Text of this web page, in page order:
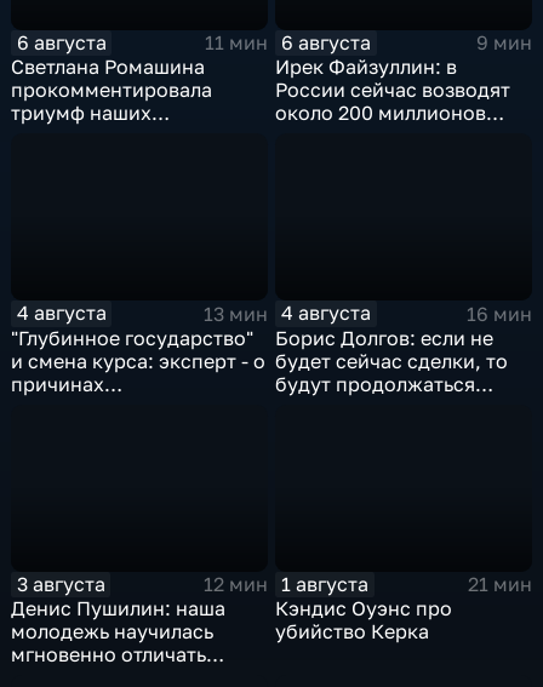
6 августа
11 мин
Светлана Ромашина
прокомментировала
триумф наших
6 августа
9 мин
Ирек Файзуллин: в
России сейчас возводят
около 200 миллионов
4 августа
13 мин
"Глубинное государство"
и смена курса: эксперт - о
причинах
4 августа
16 мин
Борис Долгов: если не
будет сейчас сделки, то
будут продолжаться
3 августа
12 мин
Денис Пушилин: наша
молодежь научилась
мгновенно отличать
1 августа
21 мин
Кэндис Оуэнс про
убийство Керка